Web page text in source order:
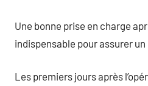
Une bonne prise en charge
indispensable pour assurer
Les premiers jours après